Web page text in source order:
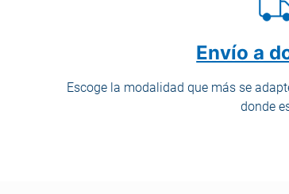
Envío a
Escoge la modalidad que más se
donde